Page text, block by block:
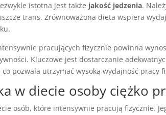
istotna jest także jakość jedzenia.
trans. Zrównoważona dieta wspiera
pracujących fizycznie powinna
Kluczowe jest dostarczanie
pozwala utrzymać wysoką wydajność pracy
w diecie osoby ciężko
osób, które intensywnie pracują fizycznie.